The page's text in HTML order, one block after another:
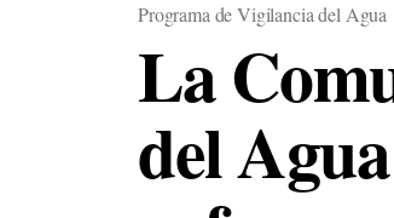
Programa de Vigilancia del Agua
La
del